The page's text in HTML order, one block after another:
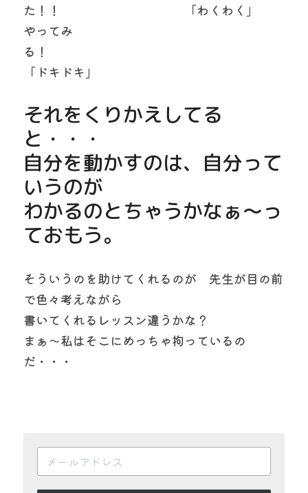
た！！　　　　　　　　　　「わくわく」
やってみ
る！
「ドキドキ」
それをくりかえしてる
と・・・
自分を動かすのは、自分って
いうのが
わかるのとちゃうかなぁ～っ
ておもう。
そういうのを助けてくれるのが　先生が目の前
で色々考えながら
書いてくれるレッスン違うかな？
まぁ～私はそこにめっちゃ拘っているの
だ・・・